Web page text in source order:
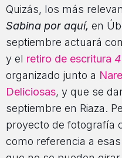
Quizás, los más
Sabina por aquí, en
septiembre actuará
y el retiro de escritura
organizado junto a
Deliciosas, y que se
septiembre en Riaza.
proyecto de fotografía
como referencia a